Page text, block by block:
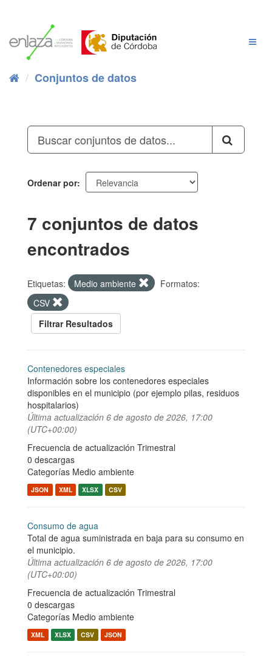
Conjuntos de datos
Ordenar por
7 conjuntos de datos
encontrados
Etiquetas: Medio ambiente
Formatos:
CSV
Filtrar Resultados
Contenedores especiales
Información sobre los contenedores especiales
disponibles en el municipio (por ejemplo pilas, residuos
hospitalarios)
Última actualización 6 de agosto de 2026, 17:00
(UTC+00:00)
Frecuencia de actualización Trimestral
0 descargas
Categorías Medio ambiente
JSON XML XLSX CSV
Consumo de agua
Total de agua suministrada en baja para su consumo en
el municipio.
Última actualización 6 de agosto de 2026, 17:00
(UTC+00:00)
Frecuencia de actualización Trimestral
0 descargas
Categorías Medio ambiente
XML XLSX CSV JSON